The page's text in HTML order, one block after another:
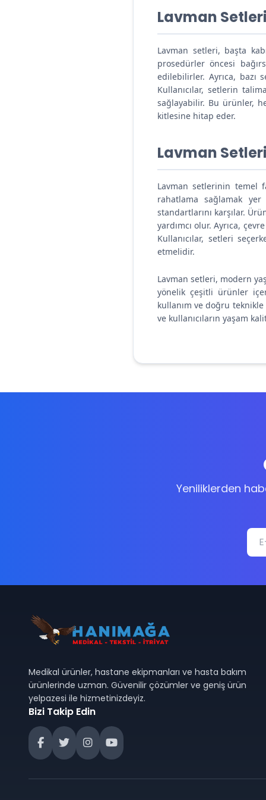
Lavman
Lavman setleri, başta
prosedürler öncesi
edilebilirler. Ayrıca, bazı
Kullanıcılar, setlerin
sağlayabilir. Bu ürünler,
kitlesine hitap eder.
Lavman
Lavman setlerinin temel
rahatlama sağlamak
standartlarını karşılar.
yardımcı olur. Ayrıca,
Kullanıcılar, setleri
etmelidir.
Lavman setleri, modern
yönelik çeşitli ürünler
kullanım ve doğru
ve kullanıcıların yaşam
Yeniliklerden
Medikal ürünler, hastane ekipmanları ve hasta bakım
ürünlerinde uzman. Güvenilir çözümler ve geniş ürün
yelpazesi ile hizmetinizdeyiz.
Bizi Takip Edin